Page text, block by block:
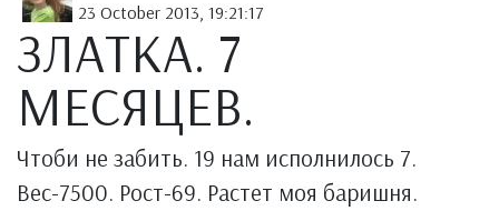
23 October 2013, 19:21:17
ЗЛАТКА. 7
МЕСЯЦЕВ.
Чтоби не забить. 19 нам исполнилось 7.
Вес-7500. Рост-69. Растет моя баришня.